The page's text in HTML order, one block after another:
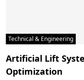
Technical & Engineering
Artificial Lift
Optimization